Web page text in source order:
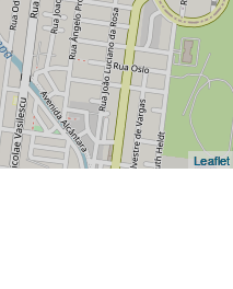
Leaflet